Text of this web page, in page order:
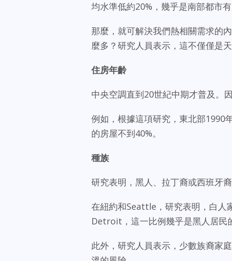
均水準低約20%，幾乎是南部都市
那麼，就可解決我們熱相關需求的
麼多？研究人員表示，這不僅僅是天
住房年齡
中央空調直到20世紀中期才普及。
例如，根據這項研究，東北部1990
的房屋不到40%。
種族
研究表明，黑人、拉丁裔或西班牙
在紐約和Seattle，研究表明，白人
Detroit，這一比例幾乎是黑人居民
此外，研究人員表示，少數族裔家